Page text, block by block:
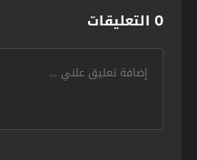
0 التعليقات